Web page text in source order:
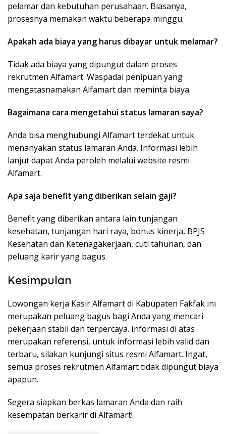
pelamar dan kebutuhan perusahaan. Biasanya,
prosesnya memakan waktu beberapa minggu.
Apakah ada biaya yang harus dibayar untuk melamar?
Tidak ada biaya yang dipungut dalam proses
rekrutmen Alfamart. Waspadai penipuan yang
mengatasnamakan Alfamart dan meminta biaya.
Bagaimana cara mengetahui status lamaran saya?
Anda bisa menghubungi Alfamart terdekat untuk
menanyakan status lamaran Anda. Informasi lebih
lanjut dapat Anda peroleh melalui website resmi
Alfamart.
Apa saja benefit yang diberikan selain gaji?
Benefit yang diberikan antara lain tunjangan
kesehatan, tunjangan hari raya, bonus kinerja, BPJS
Kesehatan dan Ketenagakerjaan, cuti tahunan, dan
peluang karir yang bagus.
Kesimpulan
Lowongan kerja Kasir Alfamart di Kabupaten Fakfak ini
merupakan peluang bagus bagi Anda yang mencari
pekerjaan stabil dan terpercaya. Informasi di atas
merupakan referensi, untuk informasi lebih valid dan
terbaru, silakan kunjungi situs resmi Alfamart. Ingat,
semua proses rekrutmen Alfamart tidak dipungut biaya
apapun.
Segera siapkan berkas lamaran Anda dan raih
kesempatan berkarir di Alfamart!